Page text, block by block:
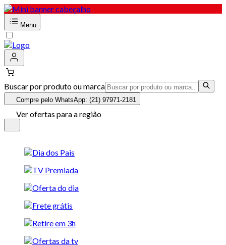
Menu
Buscar por produto ou marca
Compre pelo WhatsApp: (21) 97971-2181
Ver ofertas para a região